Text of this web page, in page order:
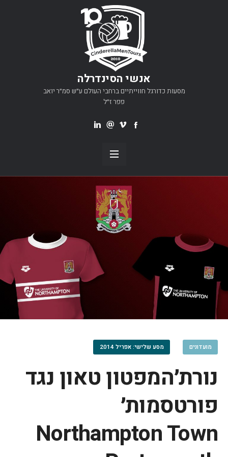
אנשי הסינדרלה
מסעות כדורגל חווייתיים ברחבי העולם ע״ש סמ״ר יואב
פפר ז״ל
מועדונים מסע שלישי: אפריל 2014
נורת׳המפטון טאון נגד
פורטסמות׳
Northampton Town